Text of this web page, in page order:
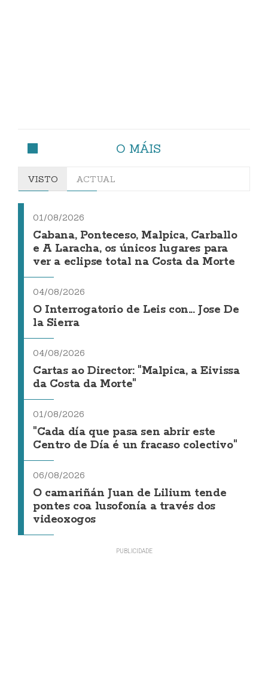
O MÁIS
VISTO ACTUAL
01/08/2026
Cabana, Ponteceso, Malpica, Carballo
e A Laracha, os únicos lugares para
ver a eclipse total na Costa da Morte
04/08/2026
O Interrogatorio de Leis con... Jose De
la Sierra
04/08/2026
Cartas ao Director: "Malpica, a Eivissa
da Costa da Morte"
01/08/2026
"Cada día que pasa sen abrir este
Centro de Día é un fracaso colectivo"
06/08/2026
O camariñán Juan de Lilium tende
pontes coa lusofonía a través dos
videoxogos